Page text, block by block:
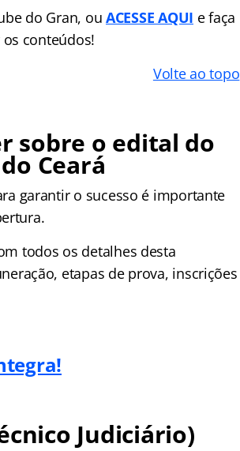
do Gran, ou ACESSE AQUI e faça
conteúdos!
Volte ao topo
sobre o edital do
Ceará
garantir o sucesso é importante
todos os detalhes desta
etapas de prova, inscrições
Judiciário)